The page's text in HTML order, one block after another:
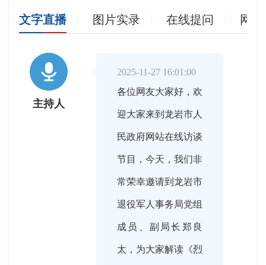
文字直播 图片实录 在线提问 网

主持人
2025-11-27 16:01:00
各位网友大家好，欢
迎大家来到龙岩市人
民政府网站在线访谈
节目，今天，我们非
常荣幸邀请到龙岩市
退役军人事务局党组
成员、副局长郑良
太，为大家解读《烈